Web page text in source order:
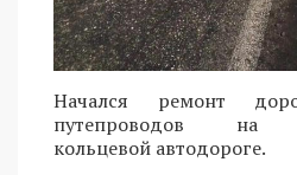
Начался ремонт
путепроводов на
кольцевой автодороге.